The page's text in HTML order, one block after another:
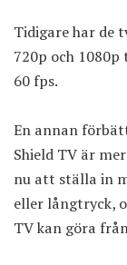
Tidigare har de
720p och
60 fps.
En annan
Shield TV är
nu att ställa in
eller långtryck,
TV kan göra